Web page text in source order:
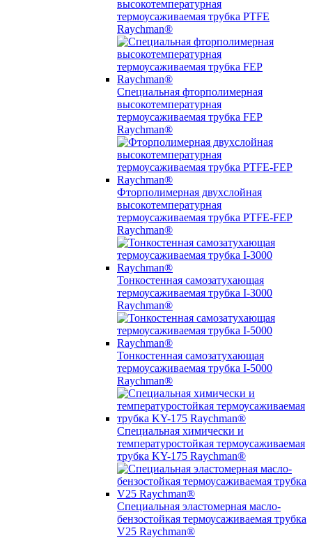
высокотемпературная
термоусаживаемая трубка PTFE
Raychman®
Специальная фторполимерная
высокотемпературная
термоусаживаемая трубка FEP
Raychman®
Фторполимерная двухслойная
высокотемпературная
термоусаживаемая трубка PTFE-FEP
Raychman®
Тонкостенная самозатухающая
термоусаживаемая трубка I-3000
Raychman®
Тонкостенная самозатухающая
термоусаживаемая трубка I-5000
Raychman®
Специальная химически и
температуростойкая термоусаживаемая
трубка KY-175 Raychman®
Специальная эластомерная масло-
бензостойкая термоусаживаемая трубка
V25 Raychman®